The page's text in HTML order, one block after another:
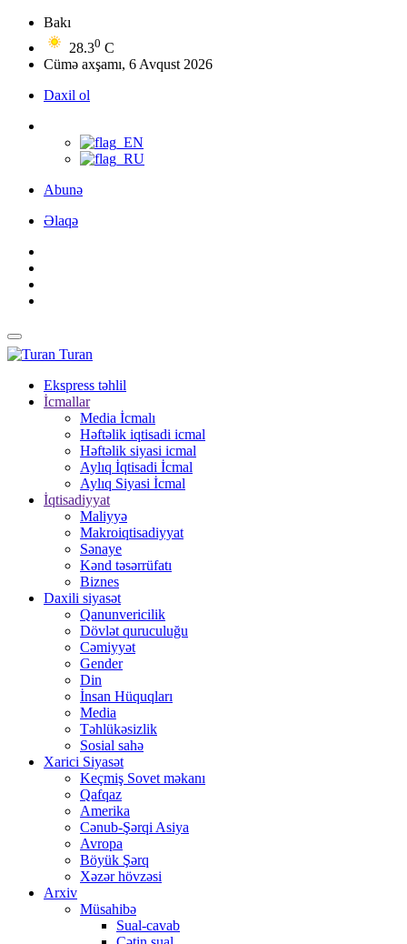
Bakı
28.30 C
Cümə axşamı, 6 Avqust 2026
Daxil ol
Abunə
Əlaqə
Turan
Ekspress təhlil
İcmallar
Media İcmalı
Həftəlik iqtisadi icmal
Həftəlik siyasi icmal
Aylıq İqtisadi İcmal
Aylıq Siyasi İcmal
İqtisadiyyat
Maliyyə
Makroiqtisadiyyat
Sənaye
Kənd təsərrüfatı
Biznes
Daxili siyasət
Qanunvericilik
Dövlət quruculuğu
Cəmiyyət
Gender
Din
İnsan Hüquqları
Media
Təhlükəsizlik
Sosial sahə
Xarici Siyasət
Keçmiş Sovet məkanı
Qafqaz
Amerika
Cənub-Şərqi Asiya
Avropa
Böyük Şərq
Xəzər hövzəsi
Arxiv
Müsahibə
Sual-cavab